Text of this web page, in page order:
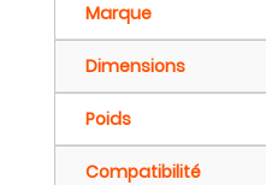
Marque
Dimensions
Poids
Compatibilité